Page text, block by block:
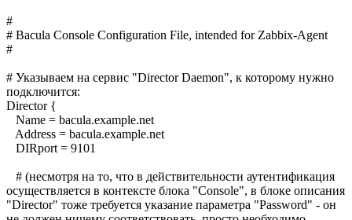
#
# Bacula Console Configuration File, intended for Zabbix-Agent
#
# Указываем на сервис "Director Daemon", к которому нужно
подключится:
Director {
Name = bacula.example.net
Address = bacula.example.net
DIRport = 9101
# (несмотря на то, что в действительности аутентификация
осуществляется в контексте блока "Console", в блоке описания
"Director" тоже требуется указание параметра "Password" - он